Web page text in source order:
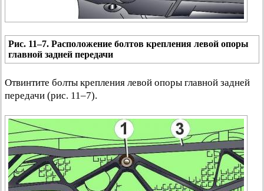
Рис. 11–7. Расположение болтов крепления левой опоры
главной задней передачи
Отвинтите болты крепления левой опоры главной задней
передачи (рис. 11–7).